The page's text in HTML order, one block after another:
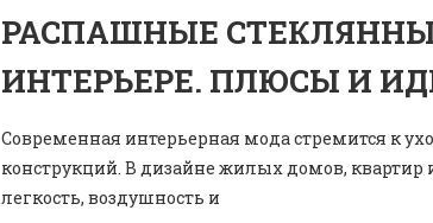
РАСПАШНЫЕ
ИНТЕРЬЕРЕ. ПЛЮСЫ И
Современная интерьерная мода стремится к
конструкций. В дизайне жилых домов,
легкость, воздушность и